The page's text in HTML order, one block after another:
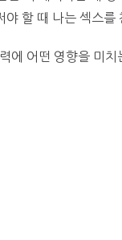
야 할 때 나는 섹스
에 어떤 영향을 미